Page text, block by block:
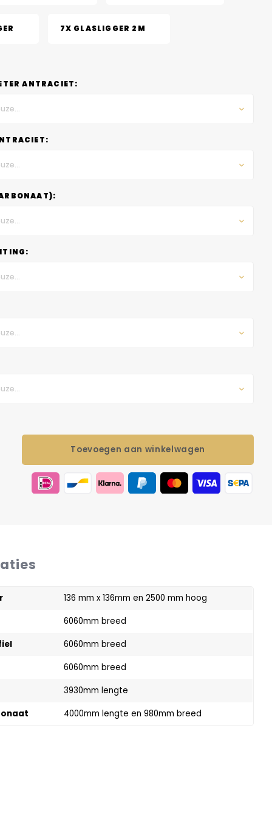
7X GLASLIGGER 2M
ANTRACIET:
Toevoegen aan winkelwagen
136 mm x 136mm en 2500 mm hoog
6060mm breed
6060mm breed
6060mm breed
3930mm lengte
4000mm lengte en 980mm breed